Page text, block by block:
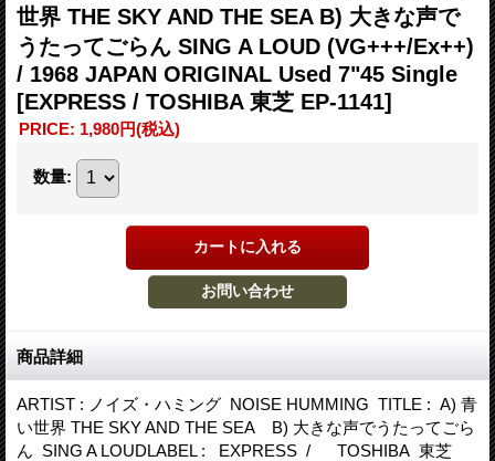
世界 THE SKY AND THE SEA B) 大きな声で
うたってごらん SING A LOUD (VG+++/Ex++)
/ 1968 JAPAN ORIGINAL Used 7"45 Single
[EXPRESS / TOSHIBA 東芝 EP-1141]
PRICE: 1,980円(税込)
数量:
商品詳細
ARTIST : ノイズ・ハミング NOISE HUMMING TITLE : A) 青
い世界 THE SKY AND THE SEA B) 大きな声でうたってごら
ん SING A LOUDLABEL : EXPRESS / TOSHIBA 東芝